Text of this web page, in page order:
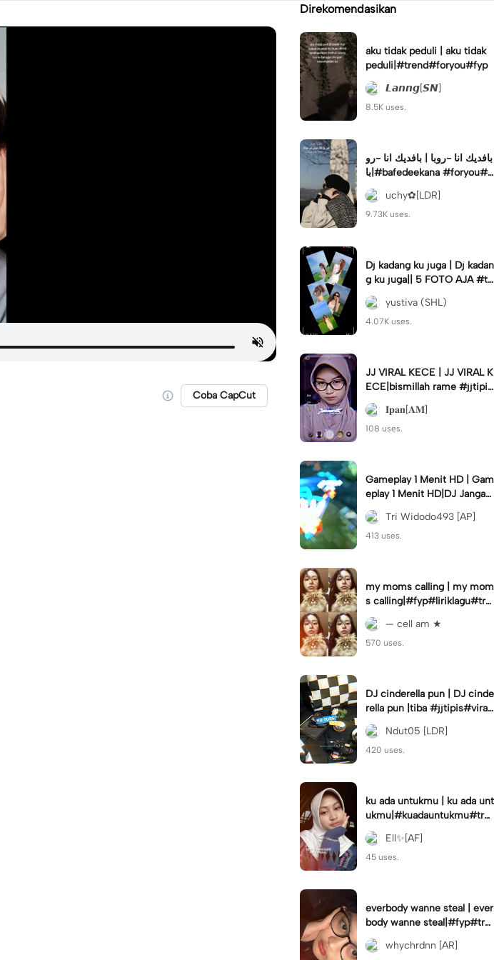
Coba CapCut
Direkomendasikan
aku tidak peduli | aku tidak
peduli|#trend#foryou#fyp
𝙇𝙖𝙣𝙣𝙜[𝙎𝙉]
8.5K uses.
بافديك انا -روبا | بافديك انا -رو
با|#bafedeekana #foryou#a
rabic#arabicsong#fyp
uchy✿[LDR]
9.73K uses.
Dj kadang ku juga | Dj kadan
g ku juga|| 5 FOTO AJA #tr
ansisi #soundviraltiktok #fy
p #trendyustiva (SHL)
4.07K uses.
JJ VIRAL KECE | JJ VIRAL K
ECE|bismillah rame #jjtipis
#viral#fyp#ipan_prst
𝐈𝐩𝐚𝐧[𝐀𝐌]
108 uses.
Gameplay 1 Menit HD | Gam
eplay 1 Menit HD|DJ Jangan
Ganggu Pacarku #mlbbgam
eplay #mlbbtrendtiktok
Tri Widodo493 [AP]
413 uses.
my moms calling | my mom
s calling|#fyp#liriklagu#tre
nd#cellam
— cell am ★
570 uses.
DJ cinderella pun | DJ cinde
rella pun |tiba #jjtipis#viral
#fyp#cinderellapuntiba #m
irror
Ndut05 [LDR]
420 uses.
ku ada untukmu | ku ada unt
ukmu|#kuadauntukmu#tre
nd#viral#fyp#foryou
Ell✨[AF]
45 uses.
everbody wanne steal | ever
body wanne steal|#fyp#tre
ndtiktiktok #ekspresikanjan
uari whychrdnn [AR]